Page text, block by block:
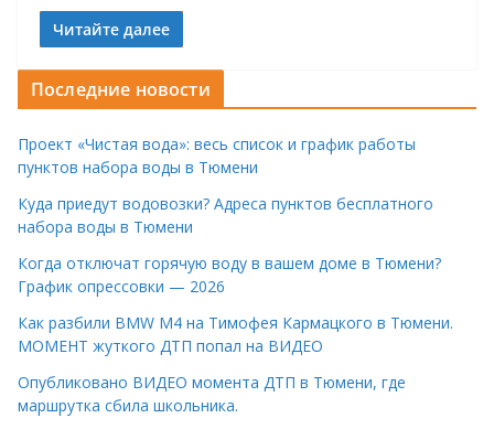
Читайте далее
Последние новости
Проект «Чистая вода»: весь список и график работы
пунктов набора воды в Тюмени
Куда приедут водовозки? Адреса пунктов бесплатного
набора воды в Тюмени
Когда отключат горячую воду в вашем доме в Тюмени?
График опрессовки — 2026
Как разбили BMW M4 на Тимофея Кармацкого в Тюмени.
МОМЕНТ жуткого ДТП попал на ВИДЕО
Опубликовано ВИДЕО момента ДТП в Тюмени, где
маршрутка сбила школьника.